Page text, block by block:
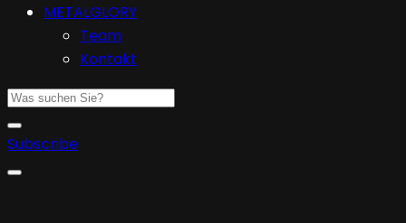
METALGLORY
Team
Kontakt
Subscribe